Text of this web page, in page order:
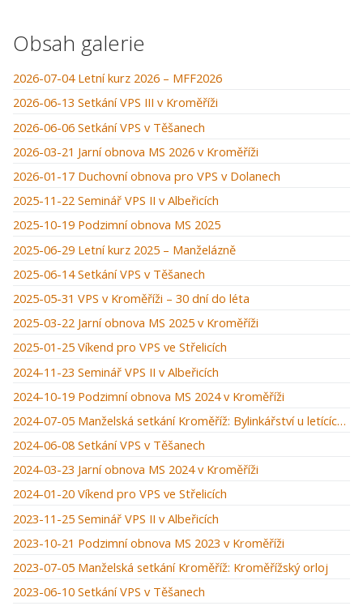
Obsah galerie
2026-07-04 Letní kurz 2026 – MFF2026
2026-06-13 Setkání VPS III v Kroměříži
2026-06-06 Setkání VPS v Těšanech
2026-03-21 Jarní obnova MS 2026 v Kroměříži
2026-01-17 Duchovní obnova pro VPS v Dolanech
2025-11-22 Seminář VPS II v Albeřicích
2025-10-19 Podzimní obnova MS 2025
2025-06-29 Letní kurz 2025 – Manželázně
2025-06-14 Setkání VPS v Těšanech
2025-05-31 VPS v Kroměříži – 30 dní do léta
2025-03-22 Jarní obnova MS 2025 v Kroměříži
2025-01-25 Víkend pro VPS ve Střelicích
2024-11-23 Seminář VPS II v Albeřicích
2024-10-19 Podzimní obnova MS 2024 v Kroměříži
2024-07-05 Manželská setkání Kroměříž: Bylinkářství u letících hus
2024-06-08 Setkání VPS v Těšanech
2024-03-23 Jarní obnova MS 2024 v Kroměříži
2024-01-20 Víkend pro VPS ve Střelicích
2023-11-25 Seminář VPS II v Albeřicích
2023-10-21 Podzimní obnova MS 2023 v Kroměříži
2023-07-05 Manželská setkání Kroměříž: Kroměřížský orloj
2023-06-10 Setkání VPS v Těšanech